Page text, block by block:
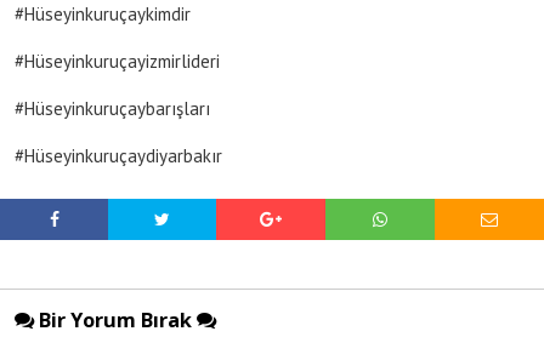
#Hüseyinkuruçaykimdir
#Hüseyinkuruçayizmirlideri
#Hüseyinkuruçaybarışları
#Hüseyinkuruçaydiyarbakır
Bir Yorum Bırak